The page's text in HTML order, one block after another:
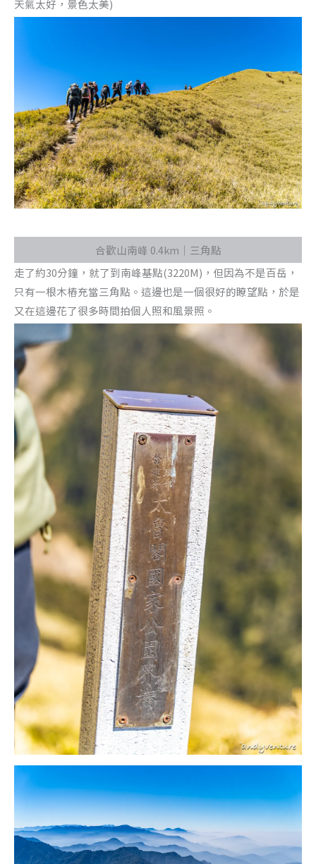
天氣太好，景色太美)
合歡山南峰 0.4km｜三角點
走了約30分鐘，就了到南峰基點(3220M)，但因為不是百岳，
只有一根木樁充當三角點。這邊也是一個很好的瞭望點，於是
又在這邊花了很多時間拍個人照和風景照。